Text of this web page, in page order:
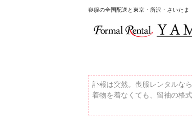
喪服の全国配送と東京・所沢・さいた
訃報は突然。喪服レンタルな
着物を着なくても、留袖の格